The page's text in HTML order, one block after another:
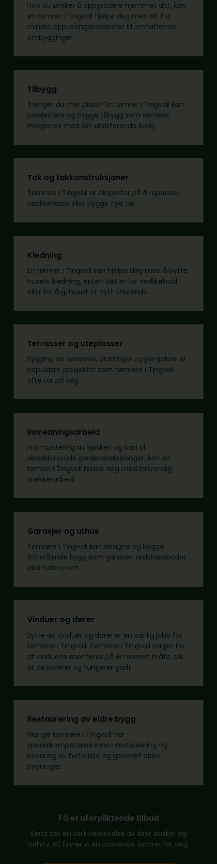
Hvis du ønsker å oppgradere hjemmet ditt, kan
en tømrer i Tingvoll hjelpe deg med alt fra
mindre oppussingsprosjekter til omfattende
ombygginger.
Tilbygg
Trenger du mer plass? En tømrer i Tingvoll kan
prosjektere og bygge tilbygg som sømløst
integreres med din eksisterende bolig.
Tak og takkonstruksjoner
Tømrere i Tingvoll er eksperter på å reparere,
vedlikeholde eller bygge nye tak.
Kledning
En tømrer i Tingvoll kan hjelpe deg med å bytte
husets kledning, enten det er for vedlikehold
eller for å gi huset et nytt utseende.
Terrasser og uteplasser
Bygging av terrasser, plattinger og pergolaer er
populære prosjekter som tømrere i Tingvoll
ofte tar på seg.
Innredningsarbeid
Fra montering av kjøkken og bad til
skreddersydde garderobeløsninger, kan en
tømrer i Tingvoll hjelpe deg med innvendig
snekkerarbeid.
Garasjer og uthus
Tømrere i Tingvoll kan designe og bygge
frittstående bygg som garasjer, redskapsboder
eller hobbyrom.
Vinduer og dører
Bytte av vinduer og dører er en vanlig jobb for
tømrere i Tingvoll. Tømrere i Tingvoll sørger for
at vinduene monteres på en korrekt måte, slik
at de isolerer og fungerer godt.
Restaurering av eldre bygg
Mange tømrere i Tingvoll har
spesialkompetanse innen restaurering og
bevaring av historiske og generelt eldre
bygninger.
Få et uforpliktende tilbud
Send oss en kort beskrivelse av dine ønsker og
behov, så finner vi en passende tømrer for deg.